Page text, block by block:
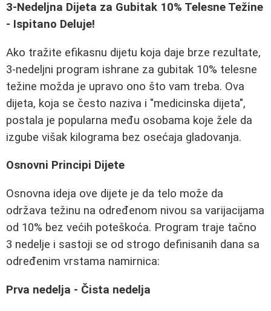
3-Nedeljna Dijeta za Gubitak 10% Telesne Težine
- Ispitano Deluje!
Ako tražite efikasnu dijetu koja daje brze rezultate,
3-nedeljni program ishrane za gubitak 10% telesne
težine možda je upravo ono što vam treba. Ova
dijeta, koja se često naziva i "medicinska dijeta",
postala je popularna među osobama koje žele da
izgube višak kilograma bez osećaja gladovanja.
Osnovni Principi Dijete
Osnovna ideja ove dijete je da telo može da
održava težinu na određenom nivou sa varijacijama
od 10% bez većih poteškoća. Program traje tačno
3 nedelje i sastoji se od strogo definisanih dana sa
određenim vrstama namirnica:
Prva nedelja - Čista nedelja